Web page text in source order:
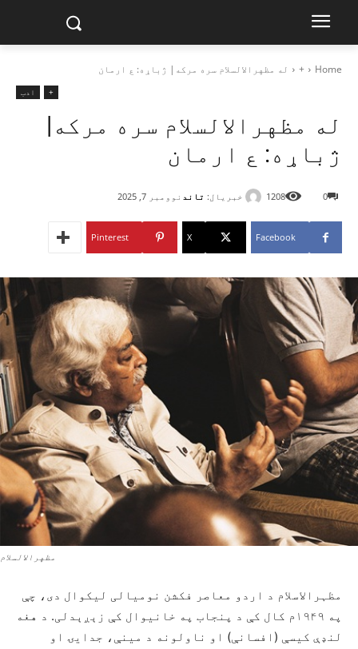
Home
+ له مظهرالالسلام سره مرکه| ژباړه: ع ارمان‎
+ ادب
له مظهرالالسلام سره مرکه|
ژباړه: ع ارمان‎
خبریال: تاند نوومبر 7, 2025 0
1208
Facebook
X
Pinterest
مظهرالالسلام
مظہرالاسلام د اردو معاصر فکشن نومیالی لیکوال دی، چې
په ۱۹۴۹م کال کې د پنجاب په خانیوال کې زېږېدلی. د هغه
لنډې کیسې (افسانې) او ناولونه د مینې، جدایۍ او